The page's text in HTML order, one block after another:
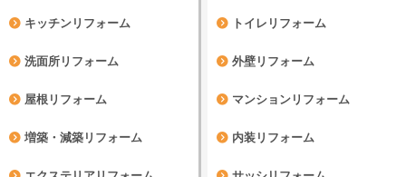
キッチンリフォーム トイレリフォーム
洗面所リフォーム 外壁リフォーム
屋根リフォーム マンションリフォーム
増築・減築リフォーム 内装リフォーム